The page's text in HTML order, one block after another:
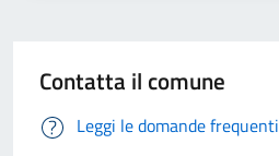
Contatta il comune
Leggi le domande frequenti